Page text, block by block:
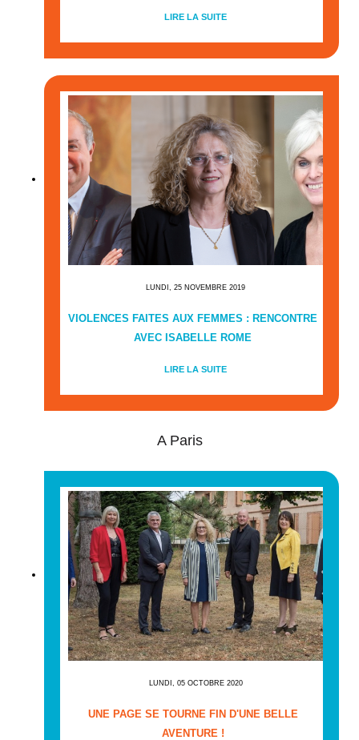
LIRE LA SUITE
LUNDI, 25 NOVEMBRE 2019
VIOLENCES FAITES AUX FEMMES : RENCONTRE
AVEC ISABELLE ROME
LIRE LA SUITE
A Paris
LUNDI, 05 OCTOBRE 2020
UNE PAGE SE TOURNE FIN D'UNE BELLE
AVENTURE !